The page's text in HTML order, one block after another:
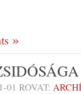
01 ROVAT: